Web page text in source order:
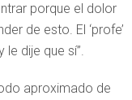
porque el dolor
de esto. El ‘profe’
dije que sí”.
aproximado de